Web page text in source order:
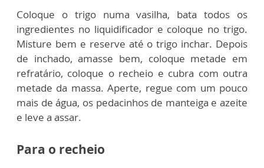
Coloque o trigo numa vasilha, bata todos os
ingredientes no liquidificador e coloque no trigo.
Misture bem e reserve até o trigo inchar. Depois
de inchado, amasse bem, coloque metade em
refratário, coloque o recheio e cubra com outra
metade da massa. Aperte, regue com um pouco
mais de água, os pedacinhos de manteiga e azeite
e leve a assar.
Para o recheio